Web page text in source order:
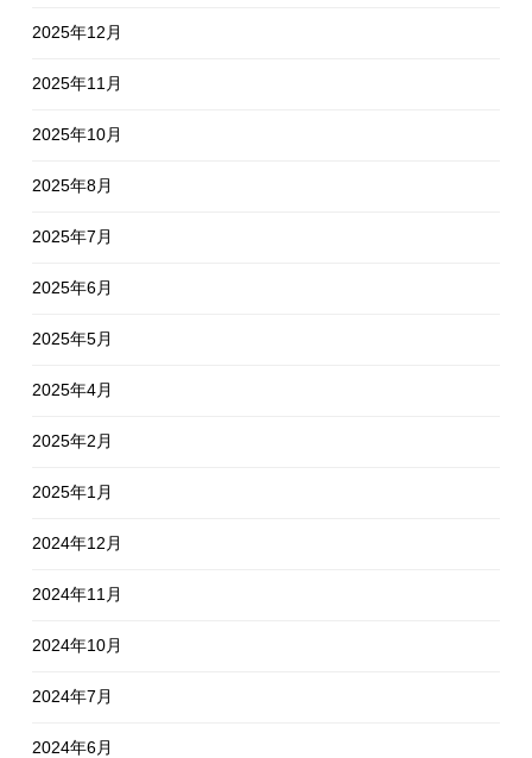
2025年12月
2025年11月
2025年10月
2025年8月
2025年7月
2025年6月
2025年5月
2025年4月
2025年2月
2025年1月
2024年12月
2024年11月
2024年10月
2024年7月
2024年6月